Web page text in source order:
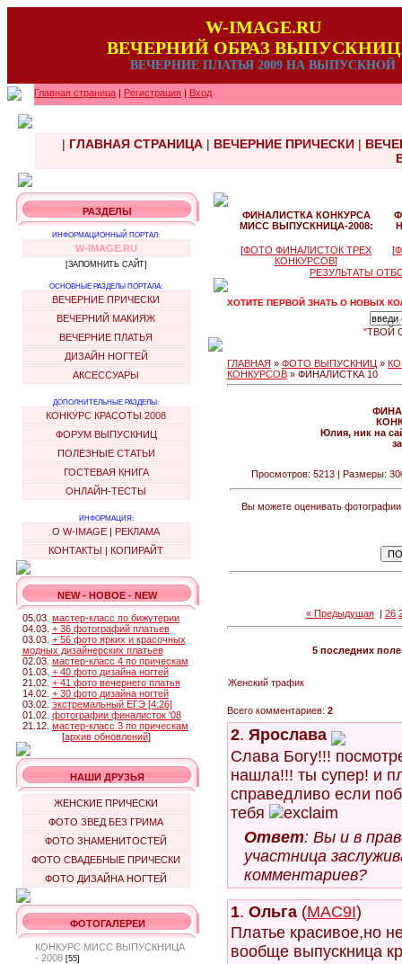
W-IMAGE.RU
ВЕЧЕРНИЙ ОБРАЗ
ВЕЧЕРНИЕ ПЛАТЬЯ 2009 НА ВЫПУСКНОЙ
Главная страница | Регистрация | Вход
| ГЛАВНАЯ СТРАНИЦА| ВЕЧЕРНИЕ ПРИЧЕСКИ|
РАЗДЕЛЫ
ИНФОРМАЦИОННЫЙ ПОРТАЛ:
W-IMAGE.RU
[ЗАПОМНИТЬ САЙТ]
ОСНОВНЫЕ РАЗДЕЛЫ ПОРТАЛА:
ВЕЧЕРНИЕ ПРИЧЕСКИ
ВЕЧЕРНИЙ МАКИЯЖ
ВЕЧЕРНИЕ ПЛАТЬЯ
ДИЗАЙН НОГТЕЙ
АКСЕССУАРЫ
ДОПОЛНИТЕЛЬНЫЕ РАЗДЕЛЫ:
КОНКУРС КРАСОТЫ 2008
ФОРУМ ВЫПУСКНИЦ
ПОЛЕЗНЫЕ СТАТЬИ
ГОСТЕВАЯ КНИГА
ОНЛАЙН-ТЕСТЫ
ИНФОРМАЦИЯ:
О W-IMAGE | РЕКЛАМА
КОНТАКТЫ | КОПИРАЙТ
NEW - НОВОЕ - NEW
05.03. мастер-класс по бижутерии
04.03. + 36 фотографий платьев
03.03. + 56 фото ярких и красочных
модных дизайнерских платьев
02.03. мастер-класс 4 по прическам
01.03. + 40 фото дизайна ногтей
21.02. + 41 фото вечернего платья
14.02. + 30 фото дизайна ногтей
03.02. экстремальный ЕГЭ [4:26]
01.02. фотографии финалисток '08
21.12. мастер-класс 3 по прическам
[архив обновлений]
НАШИ ДРУЗЬЯ
ЖЕНСКИЕ ПРИЧЕСКИ
ФОТО ЗВЕД БЕЗ ГРИМА
ФОТО ЗНАМЕНИТОСТЕЙ
ФОТО СВАДЕБНЫЕ ПРИЧЕСКИ
ФОТО ДИЗАЙНА НОГТЕЙ
ФОТОГАЛЕРЕИ
КОНКУРС МИСС ВЫПУСКНИЦА
- 2008 [55]
ФИНАЛИСТКА КОНКУРСА
МИСС ВЫПУСКНИЦА-2008:
[ФОТО ФИНАЛИСТОК ТРЕХ
КОНКУРСОВ]
[
РЕЗУЛЬТАТЫ
ХОТИТЕ ПЕРВОЙ ЗНАТЬ О НОВЫХ
"ТВОЙ
ГЛАВНАЯ » ФОТО ВЫПУСКНИЦ »
КОНКУРСОВ» ФИНАЛИСТКА 10
Юлия, ник на
Просмотров: 5213 | Размеры:
Вы можете оценивать
« Предыдущая |26
5 последних
Женский трафик
Всего комментариев: 2
2. Ярослава
Слава Богу!!!
нашла!!! ты супер! и
справедливо если
тебя
Ответ: Вы и в
участница
комментариев?
1. Ольга(MAC9I)
Платье красивое,но
вообще выпускница